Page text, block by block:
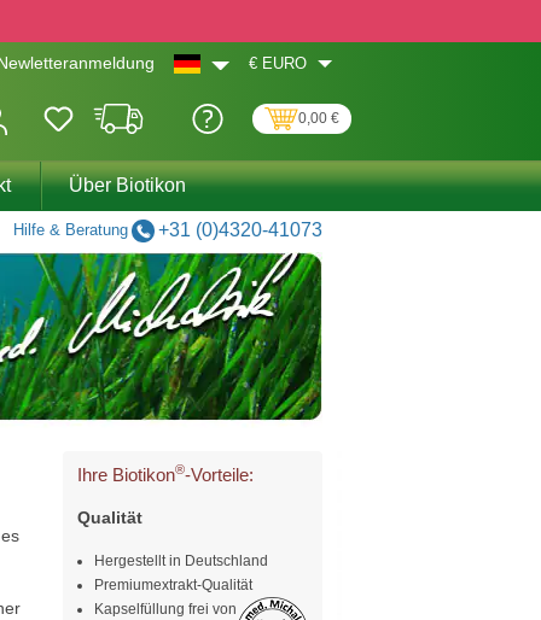
€ EURO
0,00 €
Über Biotikon
Hilfe & Beratung +31 (0)4320-41073
Ihre Biotikon®-Vorteile:
Qualität
Hergestellt in Deutschland
Premiumextrakt-Qualität
Kapselfüllung frei von